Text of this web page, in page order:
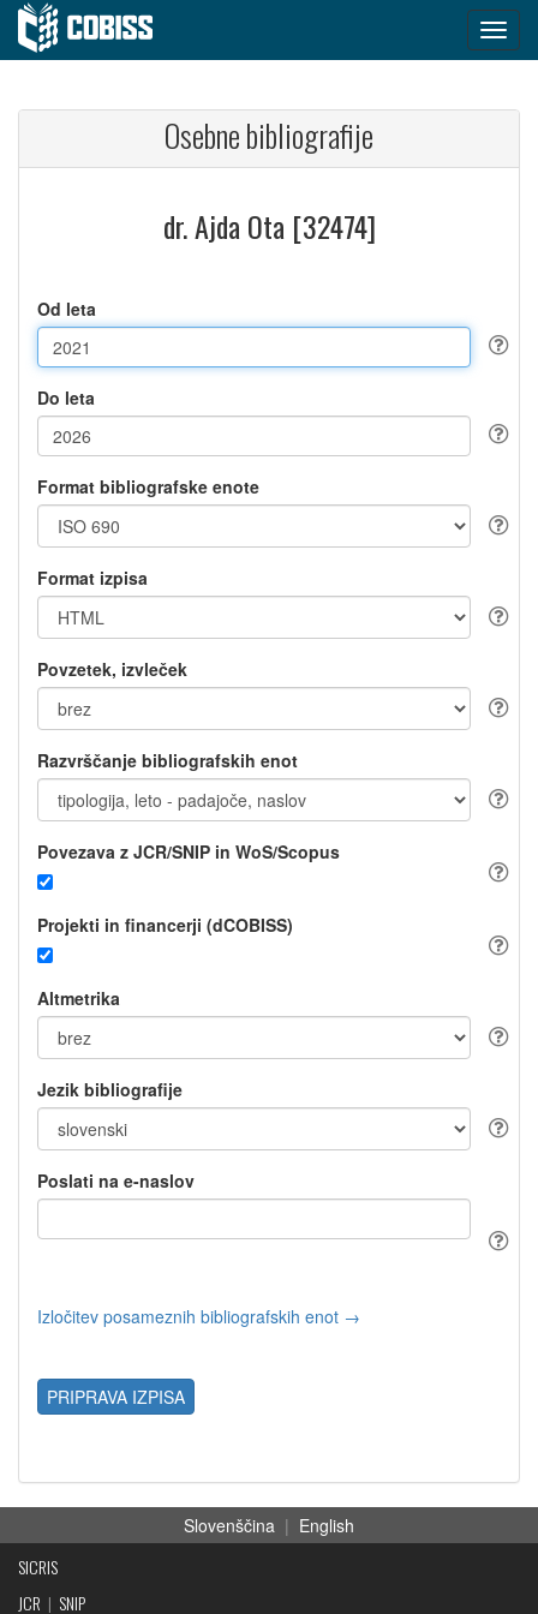
Osebne bibliografije
dr. Ajda Ota [32474]
Od leta
Do leta
Format bibliografske enote
Format izpisa
Povzetek, izvleček
Razvrščanje bibliografskih enot
Povezava z JCR/SNIP in WoS/Scopus
Projekti in financerji (dCOBISS)
Altmetrika
Jezik bibliografije
Poslati na e-naslov
Izločitev posameznih bibliografskih enot →
PRIPRAVA IZPISA
Slovenščina | English
SICRIS
JCR | SNIP